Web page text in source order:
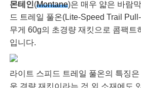
몬테인(Montane)은 매우 얇은 바람
드 트레일 풀온(Lite-Speed Trail
무게 60g의 초경량 재킷으로 콤팩트
입니다.
라이트 스피드 트레일 풀온의 특징
운 경량 재킷이라는 것 외 소재에도